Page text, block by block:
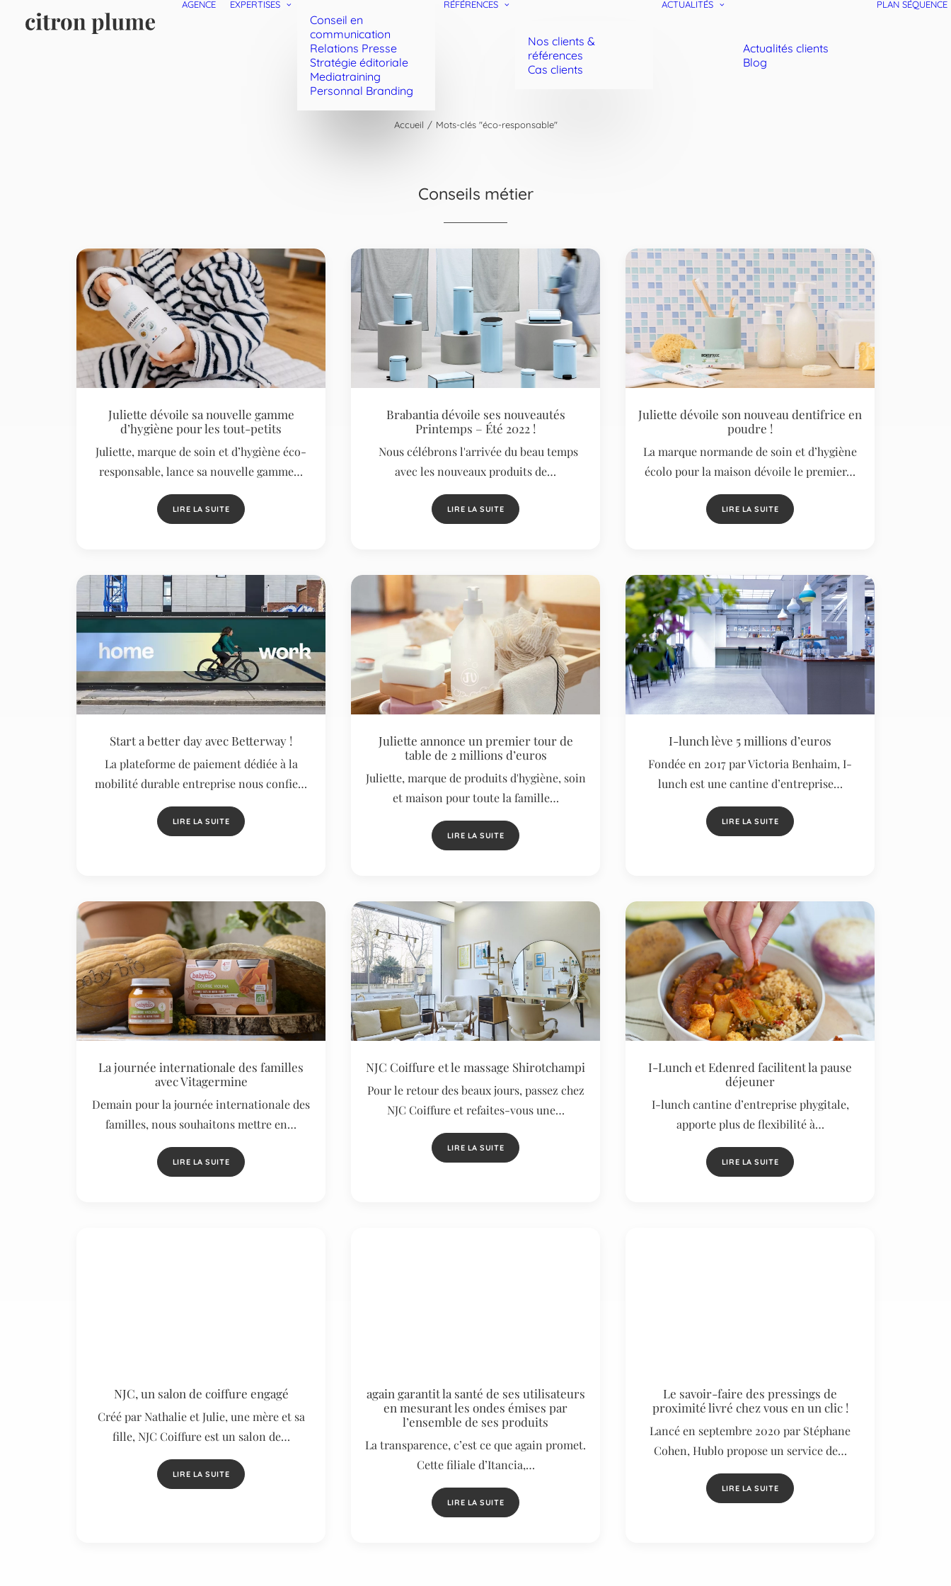
AGENCE EXPERTISES
Conseil en
communication
Relations Presse
Stratégie éditoriale
Mediatraining
Personnal Branding
RÉFÉRENCES
Nos clients &
références
Cas clients
ACTUALITÉS
Actualités clients
Blog
PLAN SÉQUENCE
Accueil Mots-clés "éco-responsable"
Conseils métier
Juliette dévoile sa nouvelle gamme
d’hygiène pour les tout-petits
Juliette, marque de soin et d’hygiène éco-
responsable, lance sa nouvelle gamme…
LIRE LA SUITE
Brabantia dévoile ses nouveautés
Printemps – Été 2022 !
Nous célébrons l'arrivée du beau temps
avec les nouveaux produits de…
LIRE LA SUITE
Juliette dévoile son nouveau dentifrice en
poudre !
La marque normande de soin et d’hygiène
écolo pour la maison dévoile le premier…
LIRE LA SUITE
Start a better day avec Betterway !
La plateforme de paiement dédiée à la
mobilité durable entreprise nous confie…
LIRE LA SUITE
Juliette annonce un premier tour de
table de 2 millions d’euros
Juliette, marque de produits d'hygiène, soin
et maison pour toute la famille…
LIRE LA SUITE
I-lunch lève 5 millions d’euros
Fondée en 2017 par Victoria Benhaim, I-
lunch est une cantine d’entreprise…
LIRE LA SUITE
La journée internationale des familles
avec Vitagermine
Demain pour la journée internationale des
familles, nous souhaitons mettre en…
LIRE LA SUITE
NJC Coiffure et le massage Shirotchampi
Pour le retour des beaux jours, passez chez
NJC Coiffure et refaites-vous une…
LIRE LA SUITE
I-Lunch et Edenred facilitent la pause
déjeuner
I-lunch cantine d’entreprise phygitale,
apporte plus de flexibilité à…
LIRE LA SUITE
NJC, un salon de coiffure engagé
Créé par Nathalie et Julie, une mère et sa
fille, NJC Coiffure est un salon de…
LIRE LA SUITE
again garantit la santé de ses utilisateurs
en mesurant les ondes émises par
l’ensemble de ses produits
La transparence, c’est ce que again promet.
Cette filiale d’Itancia,…
LIRE LA SUITE
Le savoir-faire des pressings de
proximité livré chez vous en un clic !
Lancé en septembre 2020 par Stéphane
Cohen, Hublo propose un service de…
LIRE LA SUITE